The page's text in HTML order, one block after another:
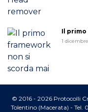
Il
1
© 2016 - 2026 Protocolli
Tolentino (Macerata) - Tel.